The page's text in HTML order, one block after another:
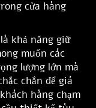
cửa hàng
khả năng giữ
muốn các
lượng lớn mà
chắn để giá
hàng chạm